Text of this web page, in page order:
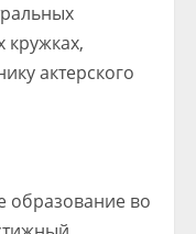
кружках,
актерского
образование во